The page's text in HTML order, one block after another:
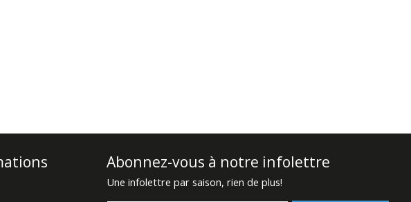
Abonnez-vous à notre infolettre
Une infolettre par saison, rien de plus!